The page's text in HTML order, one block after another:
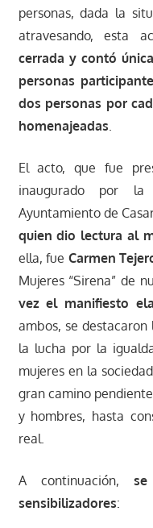
personas, dada la
atravesando, esta
cerrada y contó
personas
dos personas por
homenajeadas.
El acto, que fue
inaugurado por
Ayuntamiento de
quien dio lectura al
ella, fue Carmen
Mujeres “Sirena” de
vez el manifiesto
ambos, se destacaron
la lucha por la
mujeres en la
gran camino
y hombres, hasta
real.
A continuación,
sensibilizadores: